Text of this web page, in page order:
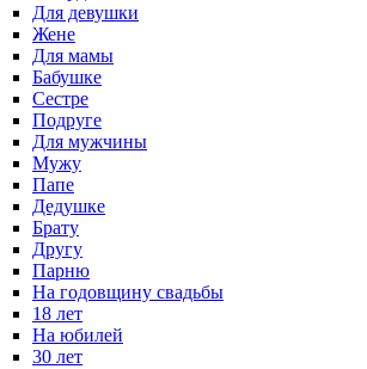
Для девушки
Жене
Для мамы
Бабушке
Сестре
Подруге
Для мужчины
Мужу
Папе
Дедушке
Брату
Другу
Парню
На годовщину свадьбы
18 лет
На юбилей
30 лет